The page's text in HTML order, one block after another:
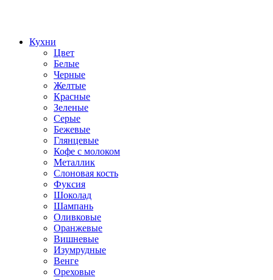
Кухни
Цвет
Белые
Черные
Желтые
Красные
Зеленые
Серые
Бежевые
Глянцевые
Кофе с молоком
Металлик
Слоновая кость
Фуксия
Шоколад
Шампань
Оливковые
Оранжевые
Вишневые
Изумрудные
Венге
Ореховые